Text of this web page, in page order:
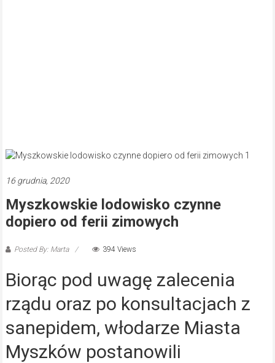
16 grudnia, 2020
Myszkowskie lodowisko czynne
dopiero od ferii zimowych
Posted By: Marta 394 Views
Biorąc pod uwagę zalecenia
rządu oraz po konsultacjach z
sanepidem, włodarze Miasta
Myszków postanowili